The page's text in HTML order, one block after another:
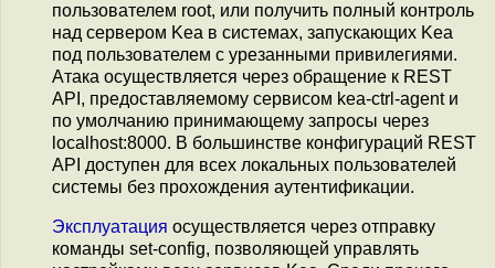
пользователем root, или получить полный контроль
над сервером Kea в системах, запускающих Kea
под пользователем с урезанными привилегиями.
Атака осуществляется через обращение к REST
API, предоставляемому сервисом kea-ctrl-agent и
по умолчанию принимающему запросы через
localhost:8000. В большинстве конфигураций REST
API доступен для всех локальных пользователей
системы без прохождения аутентификации.
Эксплуатация осуществляется через отправку
команды set-config, позволяющей управлять